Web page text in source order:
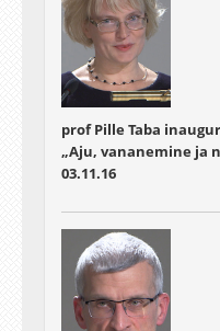
prof Pille Taba
„Aju, vananemine ja
03.11.16